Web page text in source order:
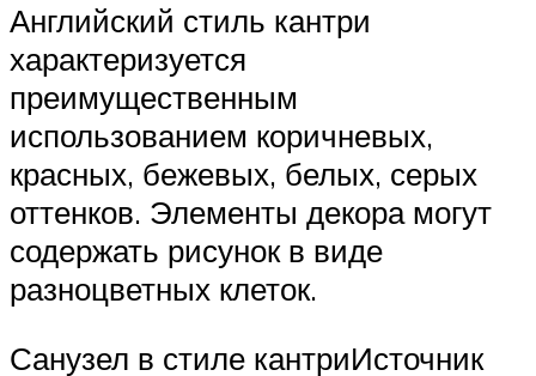
Английский стиль кантри
характеризуется
преимущественным
использованием коричневых,
красных, бежевых, белых, серых
оттенков. Элементы декора могут
содержать рисунок в виде
разноцветных клеток.
Санузел в стиле кантриИсточник